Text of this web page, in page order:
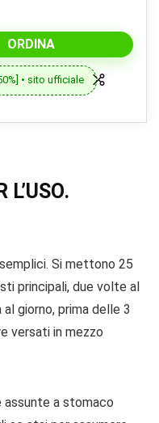
ORDINA
• sito ufficiale
L’USO.
Si mettono 25
principali, due volte al
giorno, prima delle 3
versati in mezzo
assunte a stomaco